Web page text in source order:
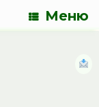
Меню